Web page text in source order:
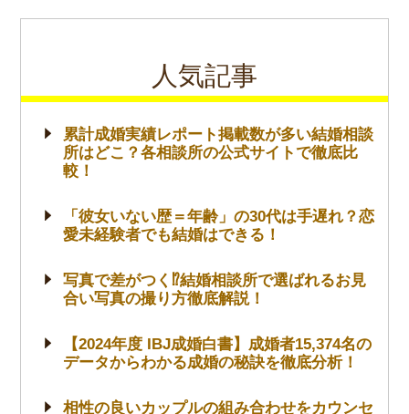
人気記事
累計成婚実績レポート掲載数が多い結婚相談
所はどこ？各相談所の公式サイトで徹底比
較！
「彼女いない歴＝年齢」の30代は手遅れ？恋
愛未経験者でも結婚はできる！
写真で差がつく⁉結婚相談所で選ばれるお見
合い写真の撮り方徹底解説！
【2024年度 IBJ成婚白書】成婚者15,374名の
データからわかる成婚の秘訣を徹底分析！
相性の良いカップルの組み合わせをカウンセ